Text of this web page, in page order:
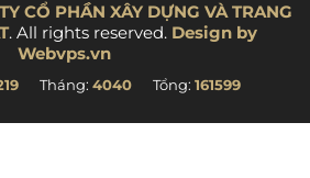
CỔ PHẦN XÂY DỰNG VÀ TRANG
. All rights reserved. Design by
Webvps.vn
Tháng: 4040 Tổng: 161599